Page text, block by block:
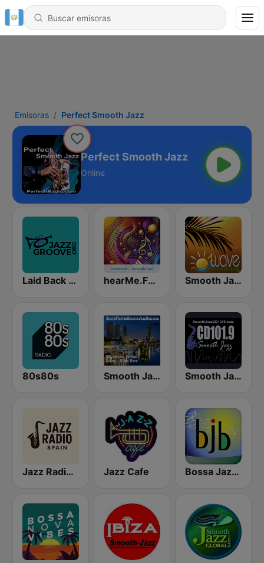
Emisoras Perfect Smooth Jazz
Perfect Smooth Jazz
Online
Laid Back Jazz hearMe.FM Smooth Jazz Smooth Jazz Tampa Bay "The Wave"
80s80s Smooth Jazz Box Smooth Jazz CD 101.9 FM
Jazz Radio Spain Jazz Cafe Bossa Jazz Brasil